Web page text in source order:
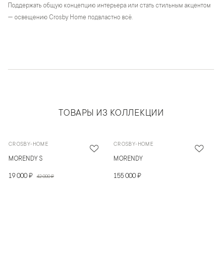
Поддержать общую концепцию интерьера или стать стильным акцентом
— освещению Crosby Home подвластно всё.
ТОВАРЫ ИЗ КОЛЛЕКЦИИ
CROSBY-HOME
MORENDY S
19 000 ₽ 42 000 ₽
CROSBY-HOME
MORENDY
155 000 ₽